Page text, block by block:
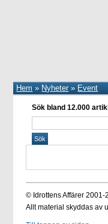
Hem » Nyheter» Event
Sök bland 12.000
© Idrottens Affärer 2001-
Allt material skyddas av